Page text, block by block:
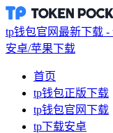
tp钱包官网最新下载 -
安卓/苹果下载
首页
tp钱包正版下载
tp钱包官网下载
tp下载安卓